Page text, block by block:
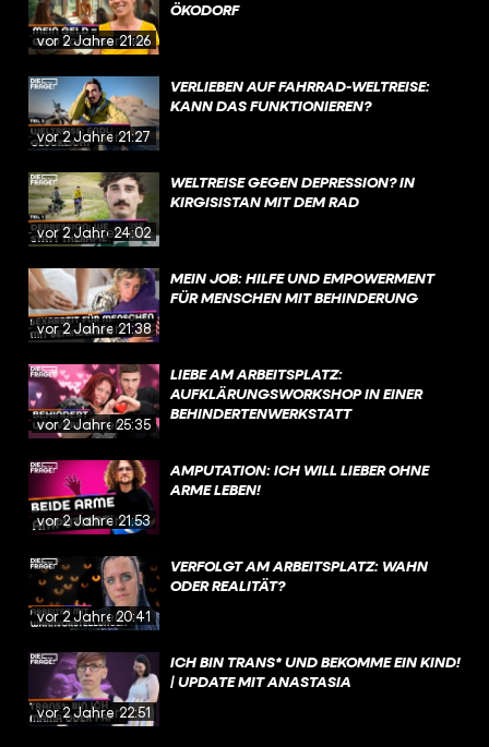
vor 2 Jahren21:26
ÖKODORF
vor 2 Jahren21:27
VERLIEBEN AUF FAHRRAD-WELTREISE:
KANN DAS FUNKTIONIEREN?
vor 2 Jahren24:02
WELTREISE GEGEN DEPRESSION? IN
KIRGISISTAN MIT DEM RAD
vor 2 Jahren21:38
MEIN JOB: HILFE UND EMPOWERMENT
FÜR MENSCHEN MIT BEHINDERUNG
vor 2 Jahren25:35
LIEBE AM ARBEITSPLATZ:
AUFKLÄRUNGSWORKSHOP IN EINER
BEHINDERTENWERKSTATT
vor 2 Jahren21:53
AMPUTATION: ICH WILL LIEBER OHNE
ARME LEBEN!
vor 2 Jahren20:41
VERFOLGT AM ARBEITSPLATZ: WAHN
ODER REALITÄT?
vor 2 Jahren22:51
ICH BIN TRANS* UND BEKOMME EIN KIND!
| UPDATE MIT ANASTASIA